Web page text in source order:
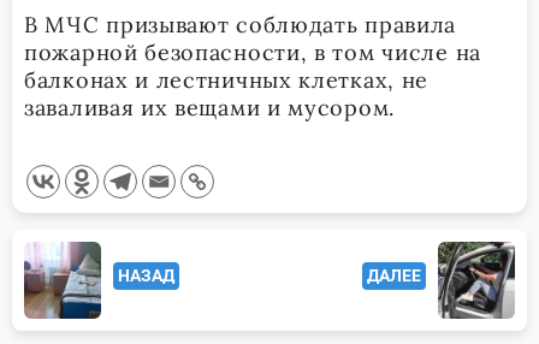
В МЧС призывают соблюдать правила
пожарной безопасности, в том числе на
балконах и лестничных клетках, не
заваливая их вещами и мусором.
<span
class="nav-
subtitle
НАЗАД ДАЛЕЕ